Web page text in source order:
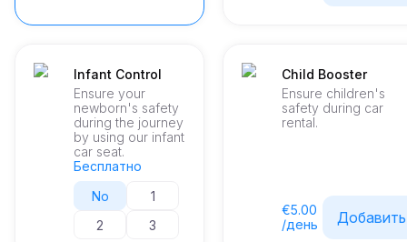
Infant Control
Ensure your
newborn's safety
during the journey
by using our infant
car seat.
Бесплатно
No
1
2
3
Child Booster
Ensure children's
safety during car
rental.
€5.00
/день
Добавить